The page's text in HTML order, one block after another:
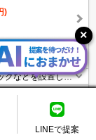
)
クなどを設置して
洗面所独立・浴室
すく便利です。
いた物件です。
LINEで提案